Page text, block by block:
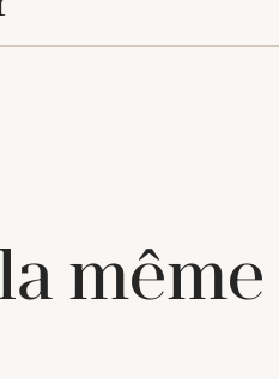
même